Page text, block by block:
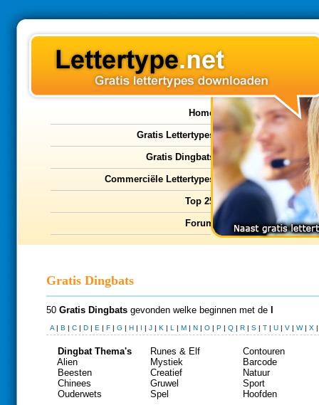
Home
Gratis Lettertypes
Gratis Dingbats
Commerciële Lettertypes
Top 25
Forum
Gratis Dingbats
50 Gratis Dingbats gevonden welke beginnen met de
A | B | C | D | E | F | G | H | I | J | K | L | M | N | O | P | Q | R | S | T | U | V | W| X
Dingbat Thema's
Alien
Beesten
Chinees
Ouderwets
Runes & Elf
Mystiek
Creatief
Gruwel
Spel
Contouren
Barcode
Natuur
Sport
Hoofden